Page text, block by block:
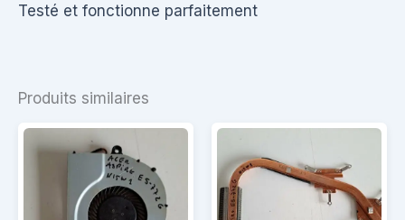
Testé et fonctionne parfaitement
Produits similaires